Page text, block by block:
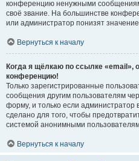
конференцию ненужными
своё звание. На большинстве
или администратор понизят
Вернуться к началу
Когда я щёлкаю по ссылке «email»,
конференцию!
Только зарегистрированные
сообщения другим пользователям
форму, и только если администратор
сделано для того, чтобы
системой анонимными
Вернуться к началу